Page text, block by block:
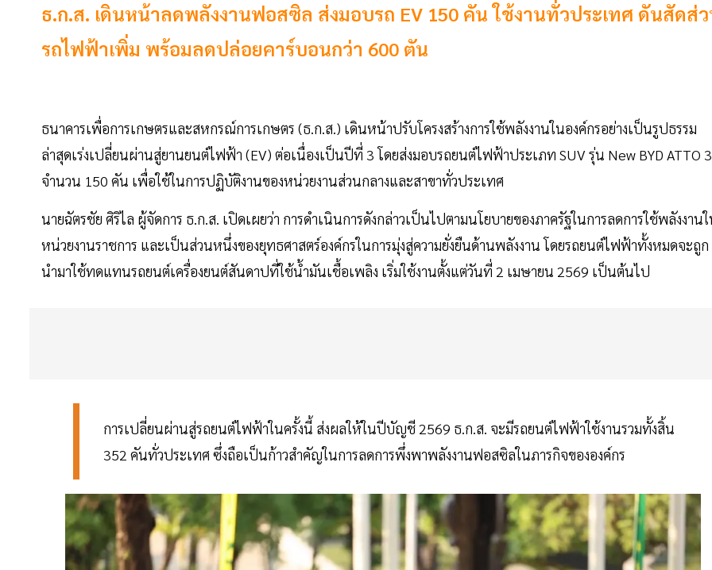
ธ.ก.ส. เดินหน้าลดพลังงานฟอสซิล ส่งมอบรถ EV 150 คัน ใช้งานทั่วประเทศ ดันสัดส่
รถไฟฟ้าเพิ่ม พร้อมลดปล่อยคาร์บอนกว่า 600 ตัน
ธนาคารเพื่อการเกษตรและสหกรณ์การเกษตร (ธ.ก.ส.) เดินหน้าปรับโครงสร้างการใช้พลังงานในองค์กรอย่างเป็นรูปธรรม
ล่าสุดเร่งเปลี่ยนผ่านสู่ยานยนต์ไฟฟ้า (EV) ต่อเนื่องเป็นปีที่ 3 โดยส่งมอบรถยนต์ไฟฟ้าประเภท SUV รุ่น New BYD ATTO 3
จำนวน 150 คัน เพื่อใช้ในการปฏิบัติงานของหน่วยงานส่วนกลางและสาขาทั่วประเทศ
นายฉัตรชัย ศิริไล ผู้จัดการ ธ.ก.ส. เปิดเผยว่า การดำเนินการดังกล่าวเป็นไปตามนโยบายของภาครัฐในการลดการใช้พลังงาน
หน่วยงานราชการ และเป็นส่วนหนึ่งของยุทธศาสตร์องค์กรในการมุ่งสู่ความยั่งยืนด้านพลังงาน โดยรถยนต์ไฟฟ้าทั้งหมดจะถูก
นำมาใช้ทดแทนรถยนต์เครื่องยนต์สันดาปที่ใช้น้ำมันเชื้อเพลิง เริ่มใช้งานตั้งแต่วันที่ 2 เมษายน 2569 เป็นต้นไป
การเปลี่ยนผ่านสู่รถยนต์ไฟฟ้าในครั้งนี้ ส่งผลให้ในปีบัญชี 2569 ธ.ก.ส. จะมีรถยนต์ไฟฟ้าใช้งานรวมทั้งสิ้น
352 คันทั่วประเทศ ซึ่งถือเป็นก้าวสำคัญในการลดการพึ่งพาพลังงานฟอสซิลในภารกิจขององค์กร